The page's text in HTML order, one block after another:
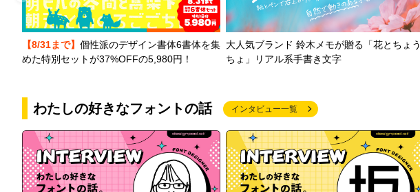
【8/31まで】 個性派のデザイン書体6書体を集
めた特別セットが37%OFFの5,980円！
大人気ブランド 鈴木メモが贈る「花とちょう
ちょ」リアル系手書き文字
わたしの好きなフォントの話 インタビュー一覧